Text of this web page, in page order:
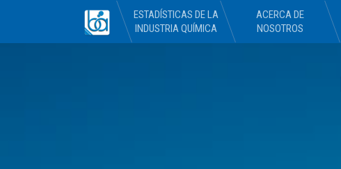
ESTADÍSTICAS DE LA
INDUSTRIA QUÍMICA
ACERCA DE
NOSOTROS